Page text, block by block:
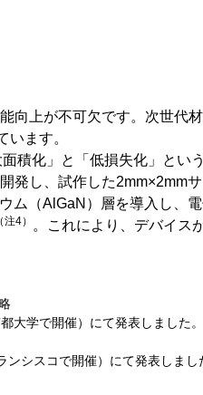
上が不可欠です。次世代
ます。
積化」と「低損失化」とい
し、試作した2mm×2mm
ム（AlGaN）層を導入し、
（注4）
。これにより、デバイス
学で開催）にて発表しました
スコで開催）にて発表しま